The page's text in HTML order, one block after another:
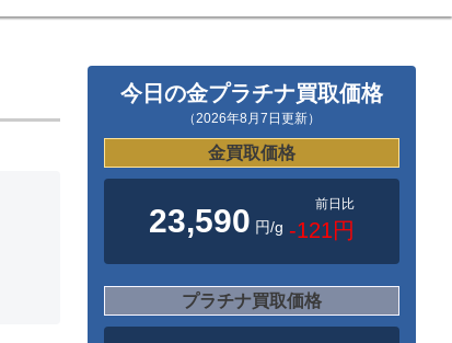
今日の金プラチナ買取価格
（2026年8月7日更新）
金買取価格
23,590 円/g
前日比
-121円
プラチナ買取価格